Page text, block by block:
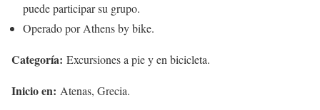
puede participar su grupo.
Operado por Athens by bike.
Categoría: Excursiones a pie y en bicicleta.
Inicio en: Atenas, Grecia.